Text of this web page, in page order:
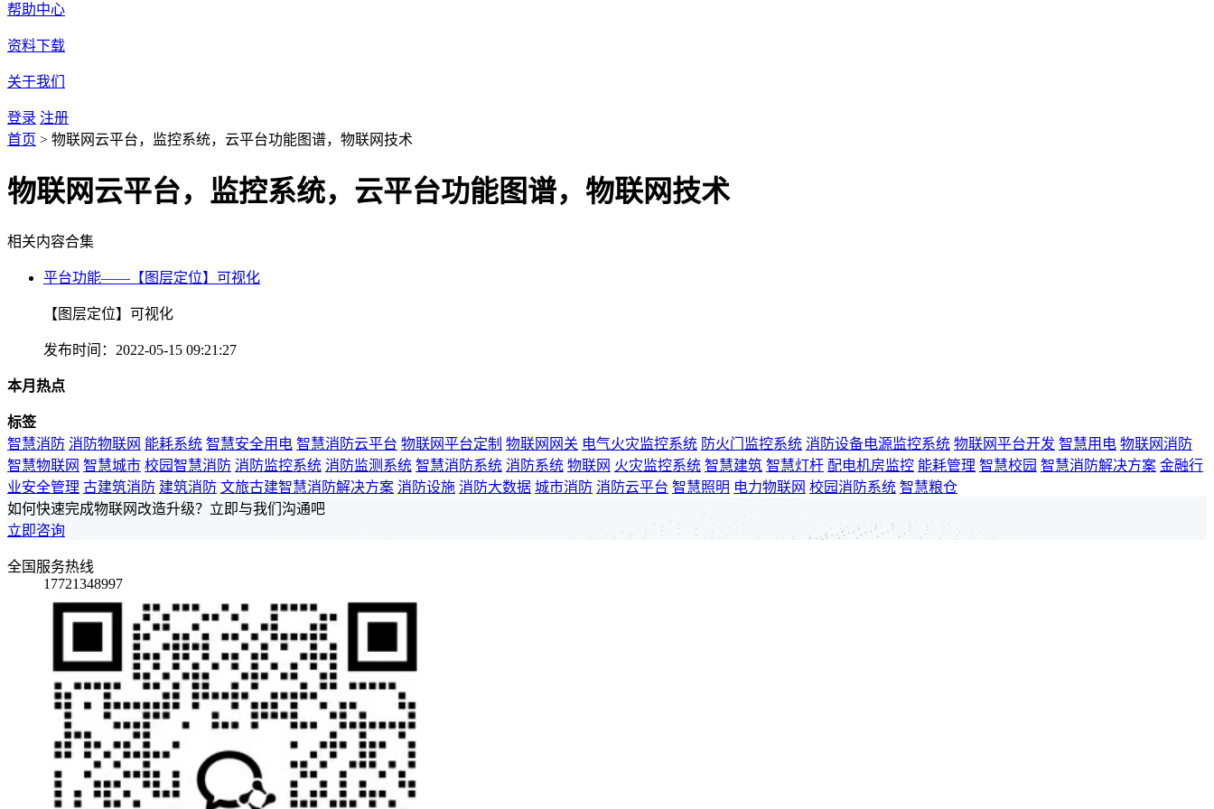
帮助中心
资料下载
关于我们
登录 注册
首页 > 物联网云平台，监控系统，云平台功能图谱，物联网技术
物联网云平台，监控系统，云平台功能图谱，物联网技术
相关内容合集
平台功能——【图层定位】可视化
【图层定位】可视化
发布时间：2022-05-15 09:21:27
本月热点
标签
智慧消防 消防物联网 能耗系统 智慧安全用电 智慧消防云平台 物联网平台定制 物联网网关 电气火灾监控系统 防火门监控系统 消防设备电源监控系统 物联网平台开发 智慧用电 物联网消防
智慧物联网 智慧城市 校园智慧消防 消防监控系统 消防监测系统 智慧消防系统 消防系统 物联网 火灾监控系统 智慧建筑 智慧灯杆 配电机房监控 能耗管理 智慧校园 智慧消防解决方案 金融行
业安全管理 古建筑消防 建筑消防 文旅古建智慧消防解决方案 消防设施 消防大数据 城市消防 消防云平台 智慧照明 电力物联网 校园消防系统 智慧粮仓
如何快速完成物联网改造升级？立即与我们沟通吧
立即咨询
全国服务热线
17721348997